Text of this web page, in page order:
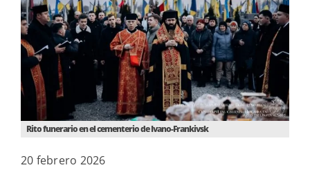
20 febrero 2026
Rito funerario en el cementerio de Ivano-Frankivsk